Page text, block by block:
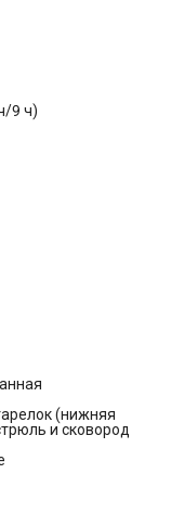
9 ч)
(нижняя
и сковород